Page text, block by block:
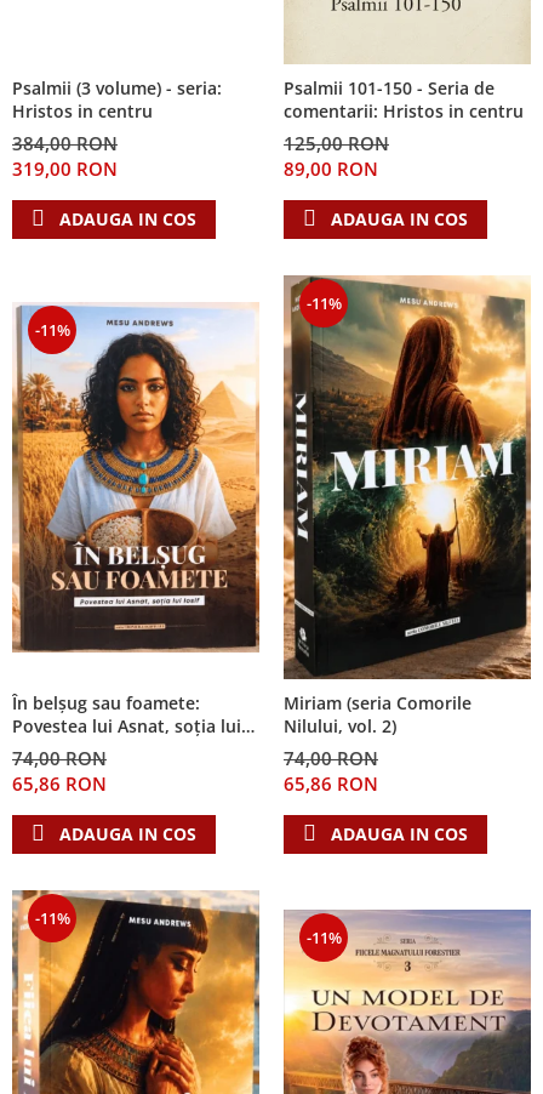
Psalmii (3 volume) - seria:
Hristos in centru
384,00 RON
319,00 RON
ADAUGA IN COS
Psalmii 101-150 - Seria de
comentarii: Hristos in centru
125,00 RON
89,00 RON
ADAUGA IN COS
-11%
În belșug sau foamete:
Povestea lui Asnat, soția lui
Iosif (Seria Cronicile Egiptului,
vol. 2)
74,00 RON
65,86 RON
ADAUGA IN COS
-11%
Miriam (seria Comorile
Nilului, vol. 2)
74,00 RON
65,86 RON
ADAUGA IN COS
-11%
-11%